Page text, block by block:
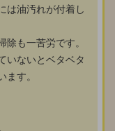
は油汚れが付着し
も一苦労です。
いないとベタベタ
す。